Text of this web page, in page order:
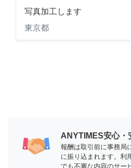
写真加工します
東京都
ANYTIMES安心・
報酬は取引前に事務局
に振り込まれます。利
でも不審な内容のサー